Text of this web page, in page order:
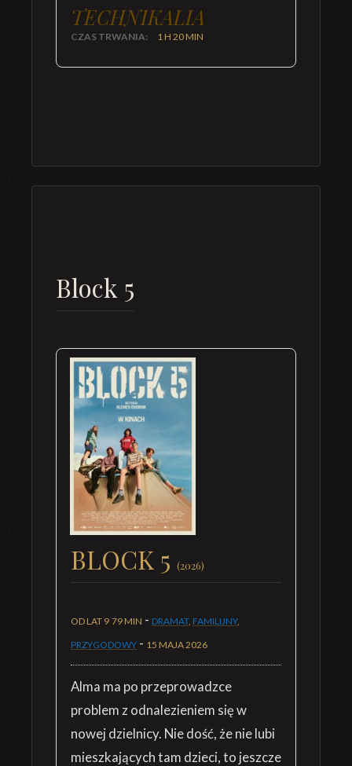
TECHNIKALIA
CZAS TRWANIA: 1 H 20 MIN
Block 5
BLOCK 5 (2026)
OD LAT 9 79 MIN - DRAMAT, FAMILIJNY,
PRZYGODOWY - 15 MAJA 2026
Alma ma po przeprowadzce
problem z odnalezieniem się w
nowej dzielnicy. Nie dość, że nie lubi
mieszkających tam dzieci, to jeszcze